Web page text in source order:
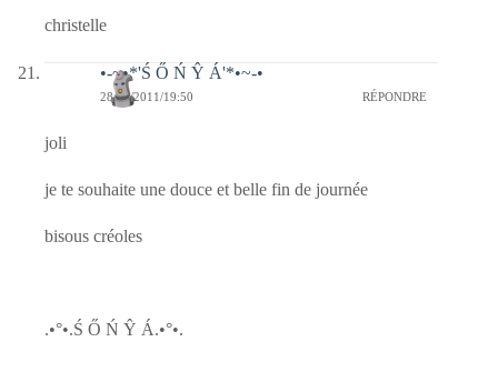
christelle
•-~•*'Ś Ő Ń Ŷ Á'*•~-•
28/06/2011/19:50 RÉPONDRE
joli
je te souhaite une douce et belle fin de journée
bisous créoles
.•°•.Ś Ő Ń Ŷ Á.•°•.